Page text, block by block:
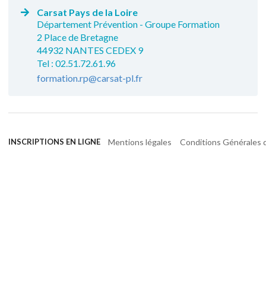
Carsat Pays de la Loire
Département Prévention - Groupe Formation
2 Place de Bretagne
44932 NANTES CEDEX 9
Tel : 02.51.72.61.96
formation.rp@carsat-pl.fr
INSCRIPTIONS EN LIGNE Mentions légales Conditions Générales